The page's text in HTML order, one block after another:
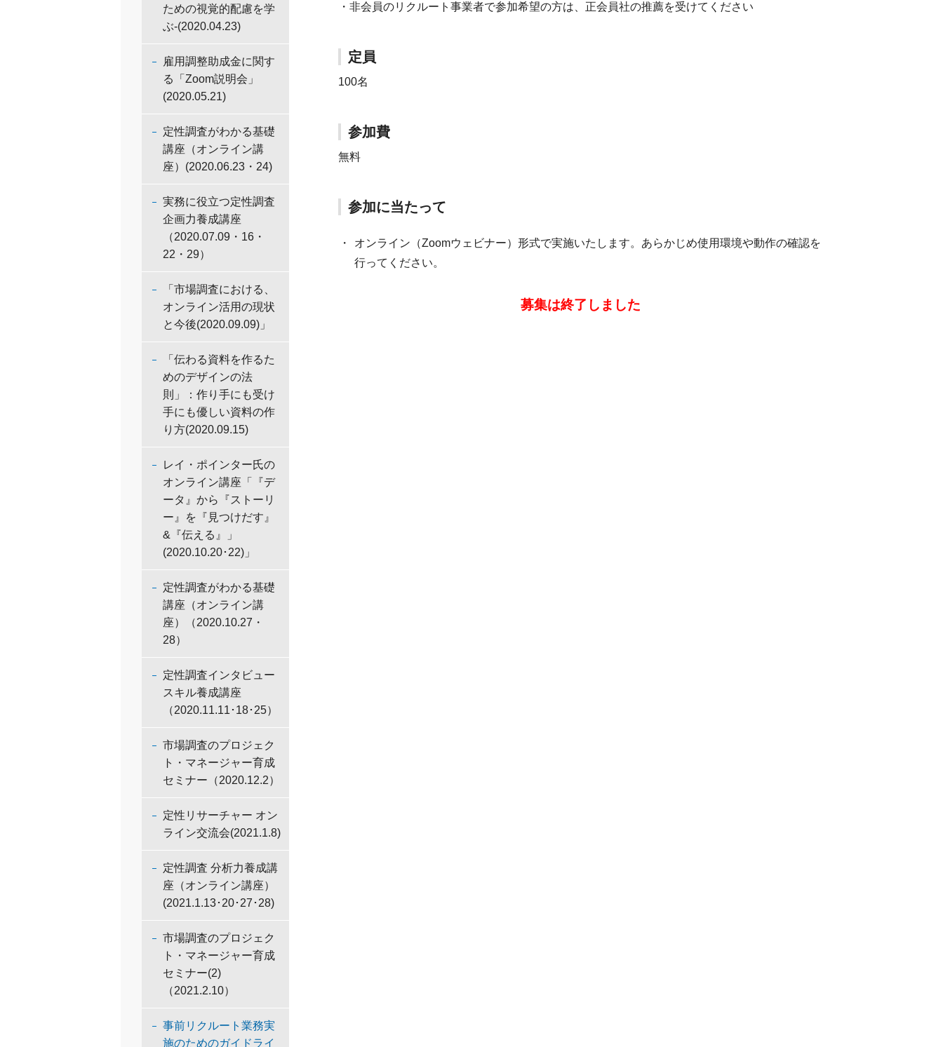
・非会員のリクルート事業者で参加希望の方は、正会員社の推薦を受けてください
定員
100名
参加費
無料
参加に当たって
・
オンライン（Zoomウェビナー）形式で実施いたします。あらかじめ使用環境や動作の確認を
行ってください。
募集は終了しました
ための視覚的配慮を学
ぶ-(2020.04.23)
雇用調整助成金に関す
る「Zoom説明会」
(2020.05.21)
定性調査がわかる基礎
講座（オンライン講
座）(2020.06.23・24)
実務に役立つ定性調査
企画力養成講座
（2020.07.09・16・
22・29）
「市場調査における、
オンライン活用の現状
と今後(2020.09.09)」
「伝わる資料を作るた
めのデザインの法
則」：作り手にも受け
手にも優しい資料の作
り方(2020.09.15)
レイ・ポインター氏の
オンライン講座「『デ
ータ』から『ストーリ
ー』を『見つけだす』
&『伝える』」
(2020.10.20･22)」
定性調査がわかる基礎
講座（オンライン講
座）（2020.10.27・
28）
定性調査インタビュー
スキル養成講座
（2020.11.11･18･25）
市場調査のプロジェク
ト・マネージャー育成
セミナー（2020.12.2）
定性リサーチャー オン
ライン交流会(2021.1.8)
定性調査 分析力養成講
座（オンライン講座）
(2021.1.13･20･27･28)
市場調査のプロジェク
ト・マネージャー育成
セミナー(2)
（2021.2.10）
事前リクルート業務実
施のためのガイドライ